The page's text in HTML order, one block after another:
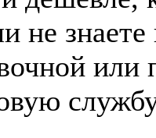
не
или